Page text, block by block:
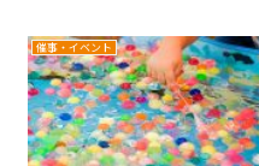
催事・イベント